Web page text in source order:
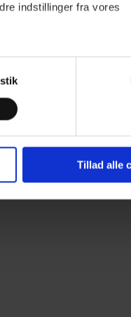
indstillinger fra vores
partnere inden for
Tillad alle